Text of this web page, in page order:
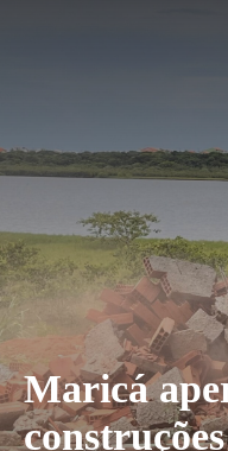
Maricá